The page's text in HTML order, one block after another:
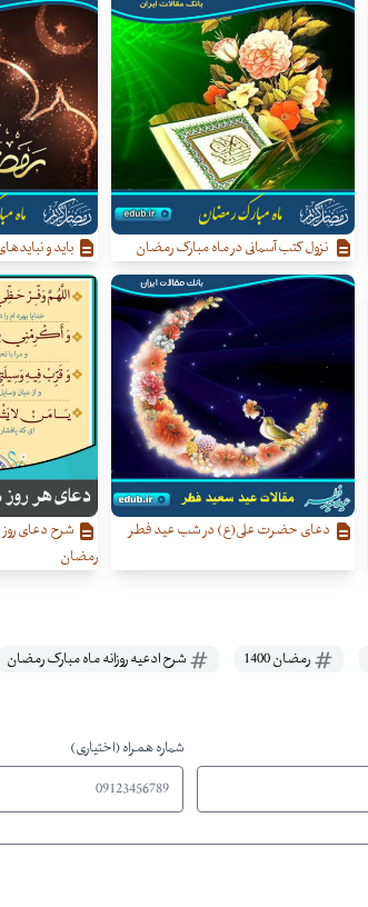
نزول کتب آسمانی در ماه مبارک رمضان باید و
دعای حضرت علی(ع) در شب عید فطر
شرح دعای
رمضان
رمضان 1400
شرح ادعیه روزانه ماه مبارک رمضان
شماره همراه (اختیاری)